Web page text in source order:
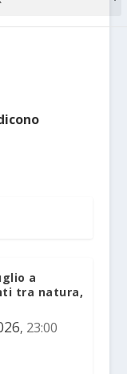
a
tra natura,
, 23:00